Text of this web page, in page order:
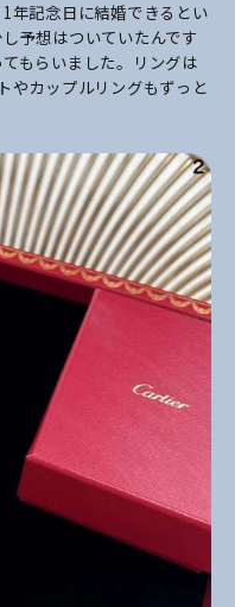
年記念日に結婚できるとい
予想はついていたんです
もらいました。リングは
やカップルリングもずっと